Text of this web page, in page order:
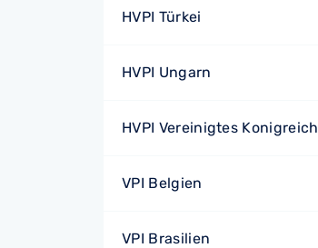
HVPI Türkei
HVPI Ungarn
HVPI Vereinigtes Konigreich
VPI Belgien
VPI Brasilien